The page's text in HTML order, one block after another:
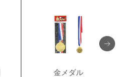
金メダル